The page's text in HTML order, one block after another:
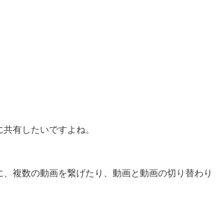
有したいですよね。
複数の動画を繋げたり、動画と動画の切り替わり